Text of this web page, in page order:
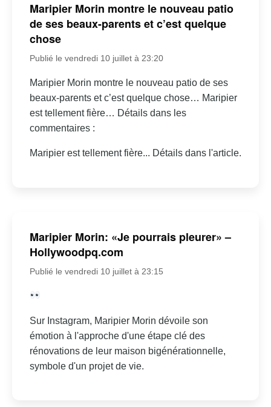
Maripier Morin montre le nouveau patio
de ses beaux-parents et c’est quelque
chose
Publié le vendredi 10 juillet à 23:20
Maripier Morin montre le nouveau patio de ses
beaux-parents et c’est quelque chose… Maripier
est tellement fière… Détails dans les
commentaires :
Maripier est tellement fière... Détails dans l'article.
Maripier Morin: «Je pourrais pleurer» –
Hollywoodpq.com
Publié le vendredi 10 juillet à 23:15
Sur Instagram, Maripier Morin dévoile son
émotion à l'approche d'une étape clé des
rénovations de leur maison bigénérationnelle,
symbole d'un projet de vie.